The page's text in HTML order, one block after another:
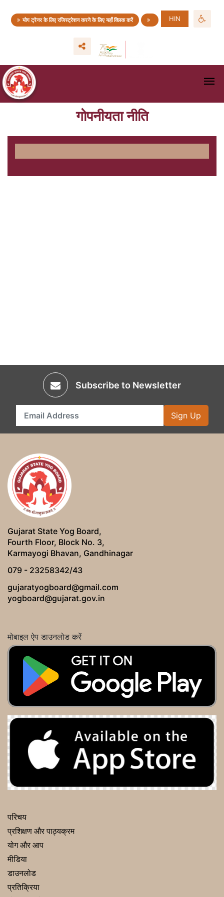
योग ट्रेनर के लिए रजिस्ट्रेशन करने के लिए यहाँ क्लिक करें HIN
गोपनीयता नीति
Subscribe to Newsletter
Sign Up
Gujarat State Yog Board,
Fourth Floor, Block No. 3,
Karmayogi Bhavan, Gandhinagar
079 - 23258342/43
gujaratyogboard@gmail.com
yogboard@gujarat.gov.in
मोबाइल ऐप डाउनलोड करें
परिचय
प्रशिक्षण और पाठ्यक्रम
योग और आप
मीडिया
डाउनलोड
प्रतिक्रिया